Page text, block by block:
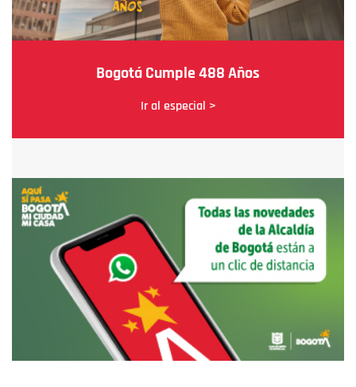
Bogotá Cumple 488 Años
Ir al especial >